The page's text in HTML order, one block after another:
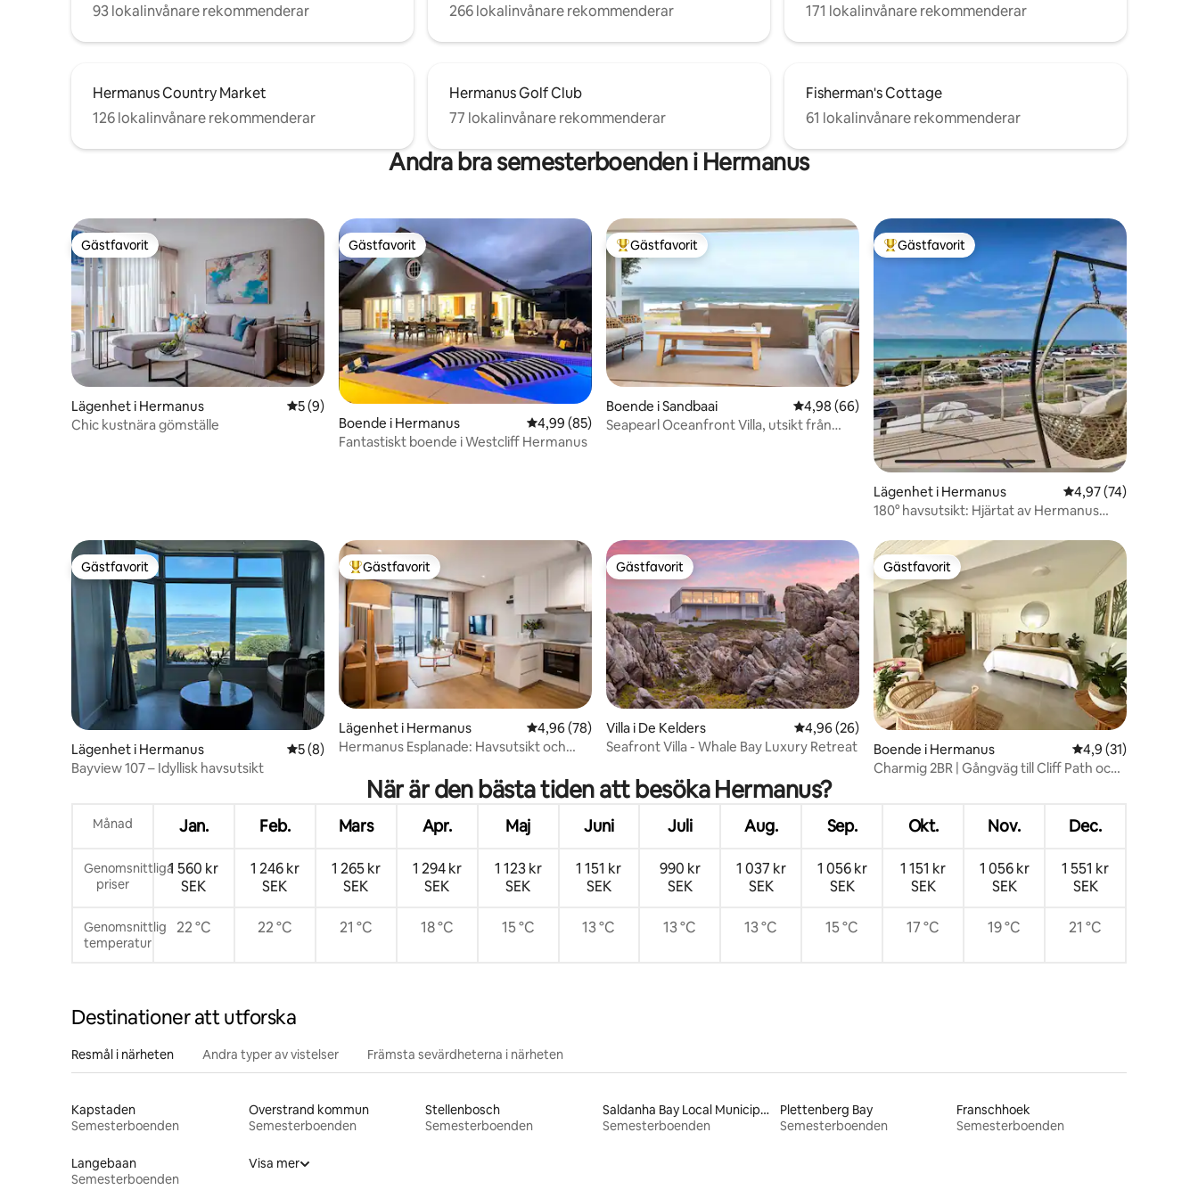
93 lokalinvånare rekommenderar
266 lokalinvånare rekommenderar
171 lokalinvånare rekommenderar
Hermanus Country Market
126 lokalinvånare rekommenderar
Hermanus Golf Club
77 lokalinvånare rekommenderar
Fisherman's Cottage
61 lokalinvånare rekommenderar
Andra bra semesterboenden i Hermanus
Gästfavorit
Gästfavorit
Lägenhet i Hermanus 5 av 5 i genomsnittligt betyg, 9 omdömen
5 (9)
Chic kustnära gömställe
Gästfavorit
Gästfavorit
Boende i Hermanus 4,99 av 5 i genomsnittligt betyg, 85 omdömen
4,99 (85)
Fantastiskt boende i Westcliff Hermanus
Populär gästfavorit
Gästfavorit
Boende i Sandbaai 4,98 av 5 i genomsnittligt betyg, 66 omdömen
4,98 (66)
Seapearl Oceanfront Villa, utsikt från
Populär gästfavorit
Gästfavorit
Lägenhet i Hermanus 4,97 av 5 i
4,97 (74)
180° havsutsikt: Hjärtat av Hermanus
Gästfavorit
Gästfavorit
Lägenhet i Hermanus 5 av 5 i genomsnittligt betyg, 8 omdömen
5 (8)
Bayview 107 – Idyllisk havsutsikt
Populär gästfavorit
Gästfavorit
Lägenhet i Hermanus 4,96 av 5 i genomsnittligt betyg, 78 omdömen
4,96 (78)
Hermanus Esplanade: Havsutsikt och
Gästfavorit
Gästfavorit
Villa i De Kelders 4,96 av 5 i genomsnittligt betyg, 26 omdömen
4,96 (26)
Seafront Villa - Whale Bay Luxury Retreat
Gästfavorit
Gästfavorit
Boende i Hermanus 4,9 av 5 i
4,9 (31)
Charmig 2BR | Gångväg till Cliff Path och
När är den bästa tiden att besöka Hermanus?
Månad Jan. Feb. Mars Apr. Maj Juni Juli Aug. Sep. Okt. Nov. Dec.
Genomsnittliga
priser
1 560 kr
SEK
1 246 kr
SEK
1 265 kr
SEK
1 294 kr
SEK
1 123 kr
SEK
1 151 kr
SEK
990 kr
SEK
1 037 kr
SEK
1 056 kr
SEK
1 151 kr
SEK
1 056 kr
SEK
1 551 kr
SEK
Genomsnittlig
temperatur
22 °C 22 °C 21 °C 18 °C 15 °C 13 °C 13 °C 13 °C 15 °C 17 °C 19 °C 21 °C
Destinationer att utforska
Resmål i närheten Andra typer av vistelser Främsta sevärdheterna i närheten
Kapstaden
Semesterboenden
Overstrand kommun
Semesterboenden
Stellenbosch
Semesterboenden
Saldanha Bay Local Municipality
Semesterboenden
Plettenberg Bay
Semesterboenden
Franschhoek
Semesterboenden
Langebaan
Semesterboenden
Visa mer